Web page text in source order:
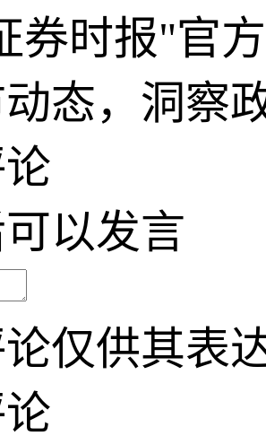
券时报"官
态，洞察
以发言
论仅供其表